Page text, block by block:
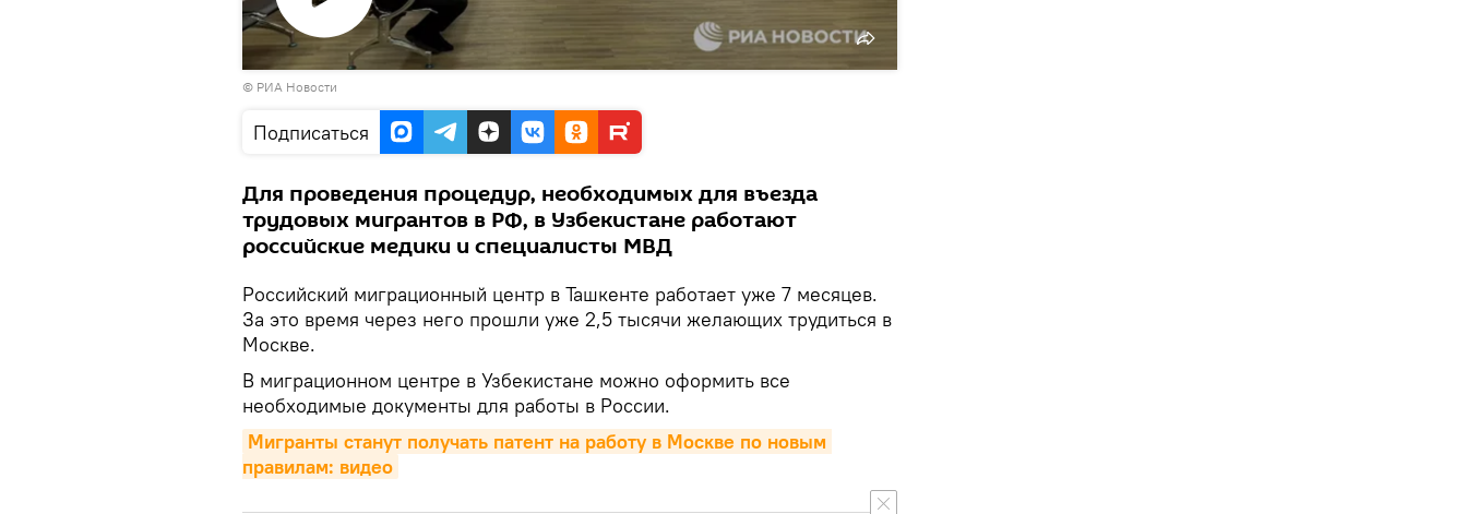
Воспроизвести
видео
© РИА Новости
Подписаться
Для проведения процедур, необходимых для въезда
трудовых мигрантов в РФ, в Узбекистане работают
российские медики и специалисты МВД
Российский миграционный центр в Ташкенте работает уже 7 месяцев.
За это время через него прошли уже 2,5 тысячи желающих трудиться в
Москве.
В миграционном центре в Узбекистане можно оформить все
необходимые документы для работы в России.
Мигранты станут получать патент на работу в Москве по новым
правилам: видео